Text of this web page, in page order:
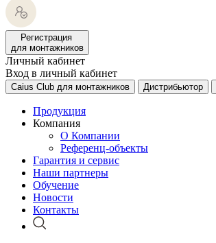
Регистрация
для монтажников
Личный кабинет
Вход в личный кабинет
Caius Club для монтажников Дистрибьютор
Продукция
Компания
О Компании
Референц-объекты
Гарантия и сервис
Наши партнеры
Обучение
Новости
Контакты